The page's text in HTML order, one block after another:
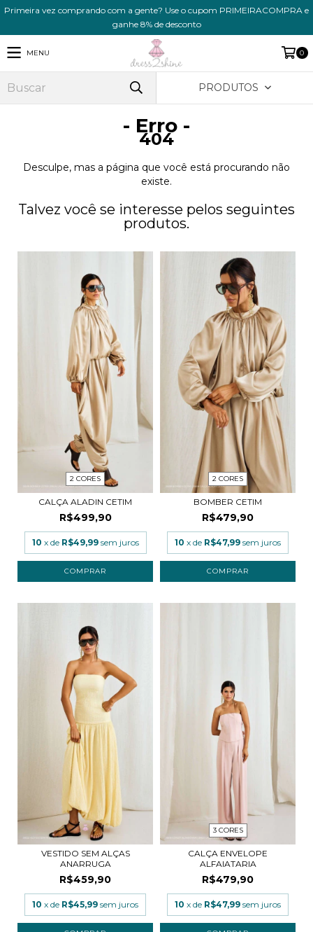
Primeira vez comprando com a gente? Use o cupom PRIMEIRACOMPRA e
ganhe 8% de desconto
MENU 0
PRODUTOS
- Erro -
404
Desculpe, mas a página que você está procurando não
existe.
Talvez você se interesse pelos seguintes
produtos.
2 CORES
CALÇA ALADIN CETIM
R$499,90
10 x de R$49,99 sem juros
COMPRAR
2 CORES
BOMBER CETIM
R$479,90
10 x de R$47,99 sem juros
COMPRAR
VESTIDO SEM ALÇAS
ANARRUGA
R$459,90
10 x de R$45,99 sem juros
3 CORES
CALÇA ENVELOPE
ALFAIATARIA
R$479,90
10 x de R$47,99 sem juros